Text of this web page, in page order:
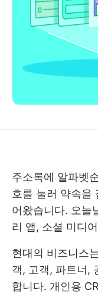
주소록에 알파벳
호를 눌러 약속을
어왔습니다. 오늘
리 앱, 소셜 미디
현대의 비즈니스
객, 고객, 파트너,
합니다. 개인용